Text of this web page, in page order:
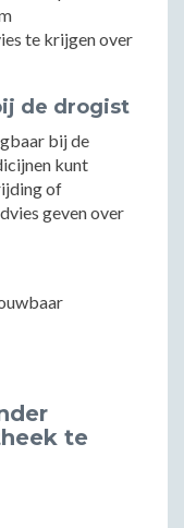
te krijgen over
de drogist
bij de
kunt
of
geven over
te